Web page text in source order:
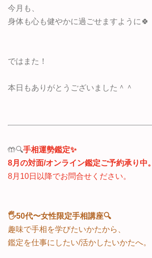
今月も、
身体も心も健やかに過ごせますように🍀
ではまた！
本日もありがとうございました＾＾
🤲🔍手相運勢鑑定✨
8月の対面/オンライン鑑定ご予約承り中。
8月10日以降でお問合せください。
🖐️50代〜女性限定手相講座🔍
趣味で手相を学びたいかたから、
鑑定を仕事にしたい/活かしたいかたへ。